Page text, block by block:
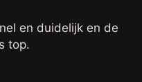
en duidelijk en de
top.